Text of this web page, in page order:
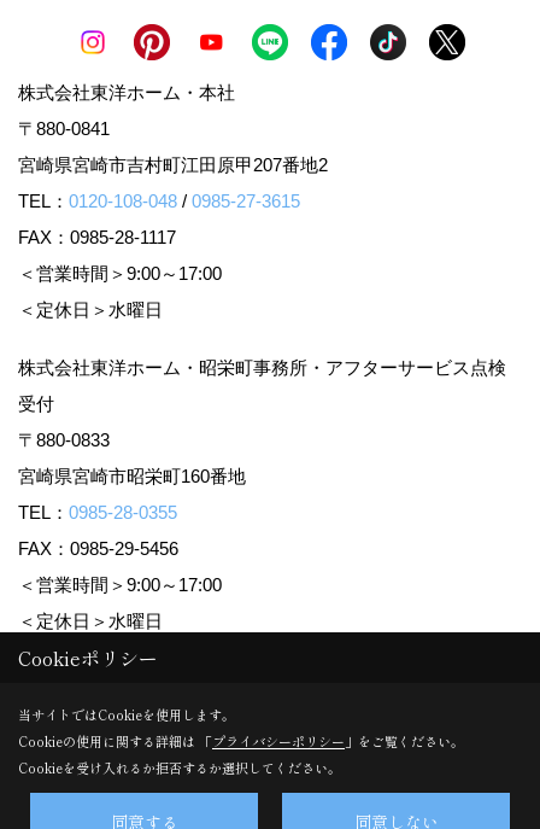
株式会社東洋ホーム・本社
〒880-0841
宮崎県宮崎市吉村町江田原甲207番地2
TEL： 0120-108-048 / 0985-27-3615
FAX：0985-28-1117
＜営業時間＞9:00～17:00
＜定休日＞水曜日
株式会社東洋ホーム・昭栄町事務所・アフターサービス点検
受付
〒880-0833
宮崎県宮崎市昭栄町160番地
TEL： 0985-28-0355
FAX：0985-29-5456
＜営業時間＞9:00～17:00
＜定休日＞水曜日
Copyright (c) TOYO HOME Co., Ltd. All Rights Reserved.
Produced byゴデスクリエイト
Cookieポリシー
当サイトではCookieを使用します。
Cookieの使用に関する詳細は 「プライバシーポリシー 」をご覧ください。
Cookieを受け入れるか拒否するか選択してください。
同意する 同意しない